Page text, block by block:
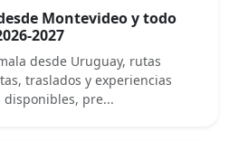
Montevideo y todo
2027
desde Uruguay, rutas
traslados y experiencias
disponibles, pre...